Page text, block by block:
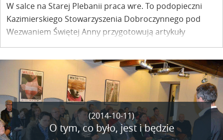
W salce na Starej Plebanii praca wre. To podopieczni
Kazimierskiego Stowarzyszenia Dobroczynnego pod
Wezwaniem Świętej Anny przygotowują artykuły
bożonarodzeniowe na Kazimierski Jarmark Świąteczny.
Zwykle spotykają się co czwartek i piątek na zajęciach z
terapii zajęciowej. Tym razem jest sobota a sala pełna.
(2014-10-11)
O tym, co było, jest i będzie